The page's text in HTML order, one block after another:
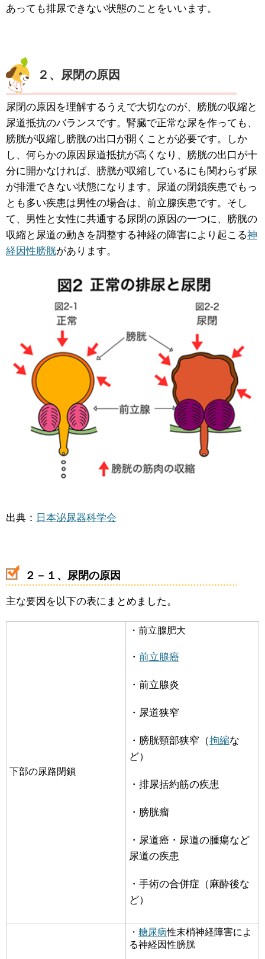
あっても排尿できない状態のことをいいます。
２、尿閉の原因
尿閉の原因を理解するうえで大切なのが、膀胱の収縮と
尿道抵抗のバランスです。腎臓で正常な尿を作っても、
膀胱が収縮し膀胱の出口が開くことが必要です。しか
し、何らかの原因尿道抵抗が高くなり、膀胱の出口が十
分に開かなければ、膀胱が収縮しているにも関わらず尿
が排泄できない状態になります。尿道の閉鎖疾患でもっ
とも多い疾患は男性の場合は、前立腺疾患です。そし
て、男性と女性に共通する尿閉の原因の一つに、膀胱の
収縮と尿道の動きを調整する神経の障害により起こる神
経因性膀胱があります。
出典： 日本泌尿器科学会
２－１、尿閉の原因
主な要因を以下の表にまとめました。
下部の尿路閉鎖
・前立腺肥大
・ 前立腺癌
・前立腺炎
・尿道狭窄
・膀胱頸部狭窄（拘縮な
ど）
・排尿括約筋の疾患
・膀胱瘤
・尿道癌・尿道の腫瘍など
尿道の疾患
・手術の合併症（麻酔後な
ど）
・ 糖尿病性末梢神経障害によ
る神経因性膀胱